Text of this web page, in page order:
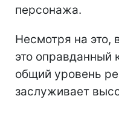
персонажа.
Несмотря на это,
это оправданный
общий уровень
заслуживает